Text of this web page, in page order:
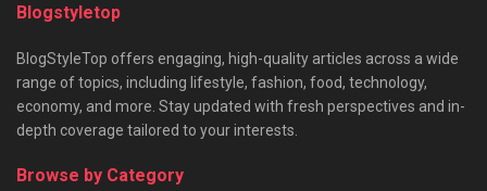
Blogstyletop
BlogStyleTop offers engaging, high-quality articles across a wide
range of topics, including lifestyle, fashion, food, technology,
economy, and more. Stay updated with fresh perspectives and in-
depth coverage tailored to your interests.
Browse by Category